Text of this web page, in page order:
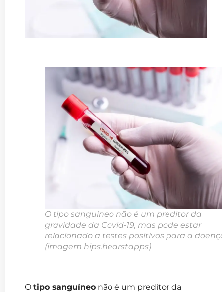
O tipo sanguíneo não é um preditor da
gravidade da Covid-19, mas pode estar
relacionado a testes positivos para a
(imagem hips.hearstapps)
O tipo sanguíneo não é um preditor da